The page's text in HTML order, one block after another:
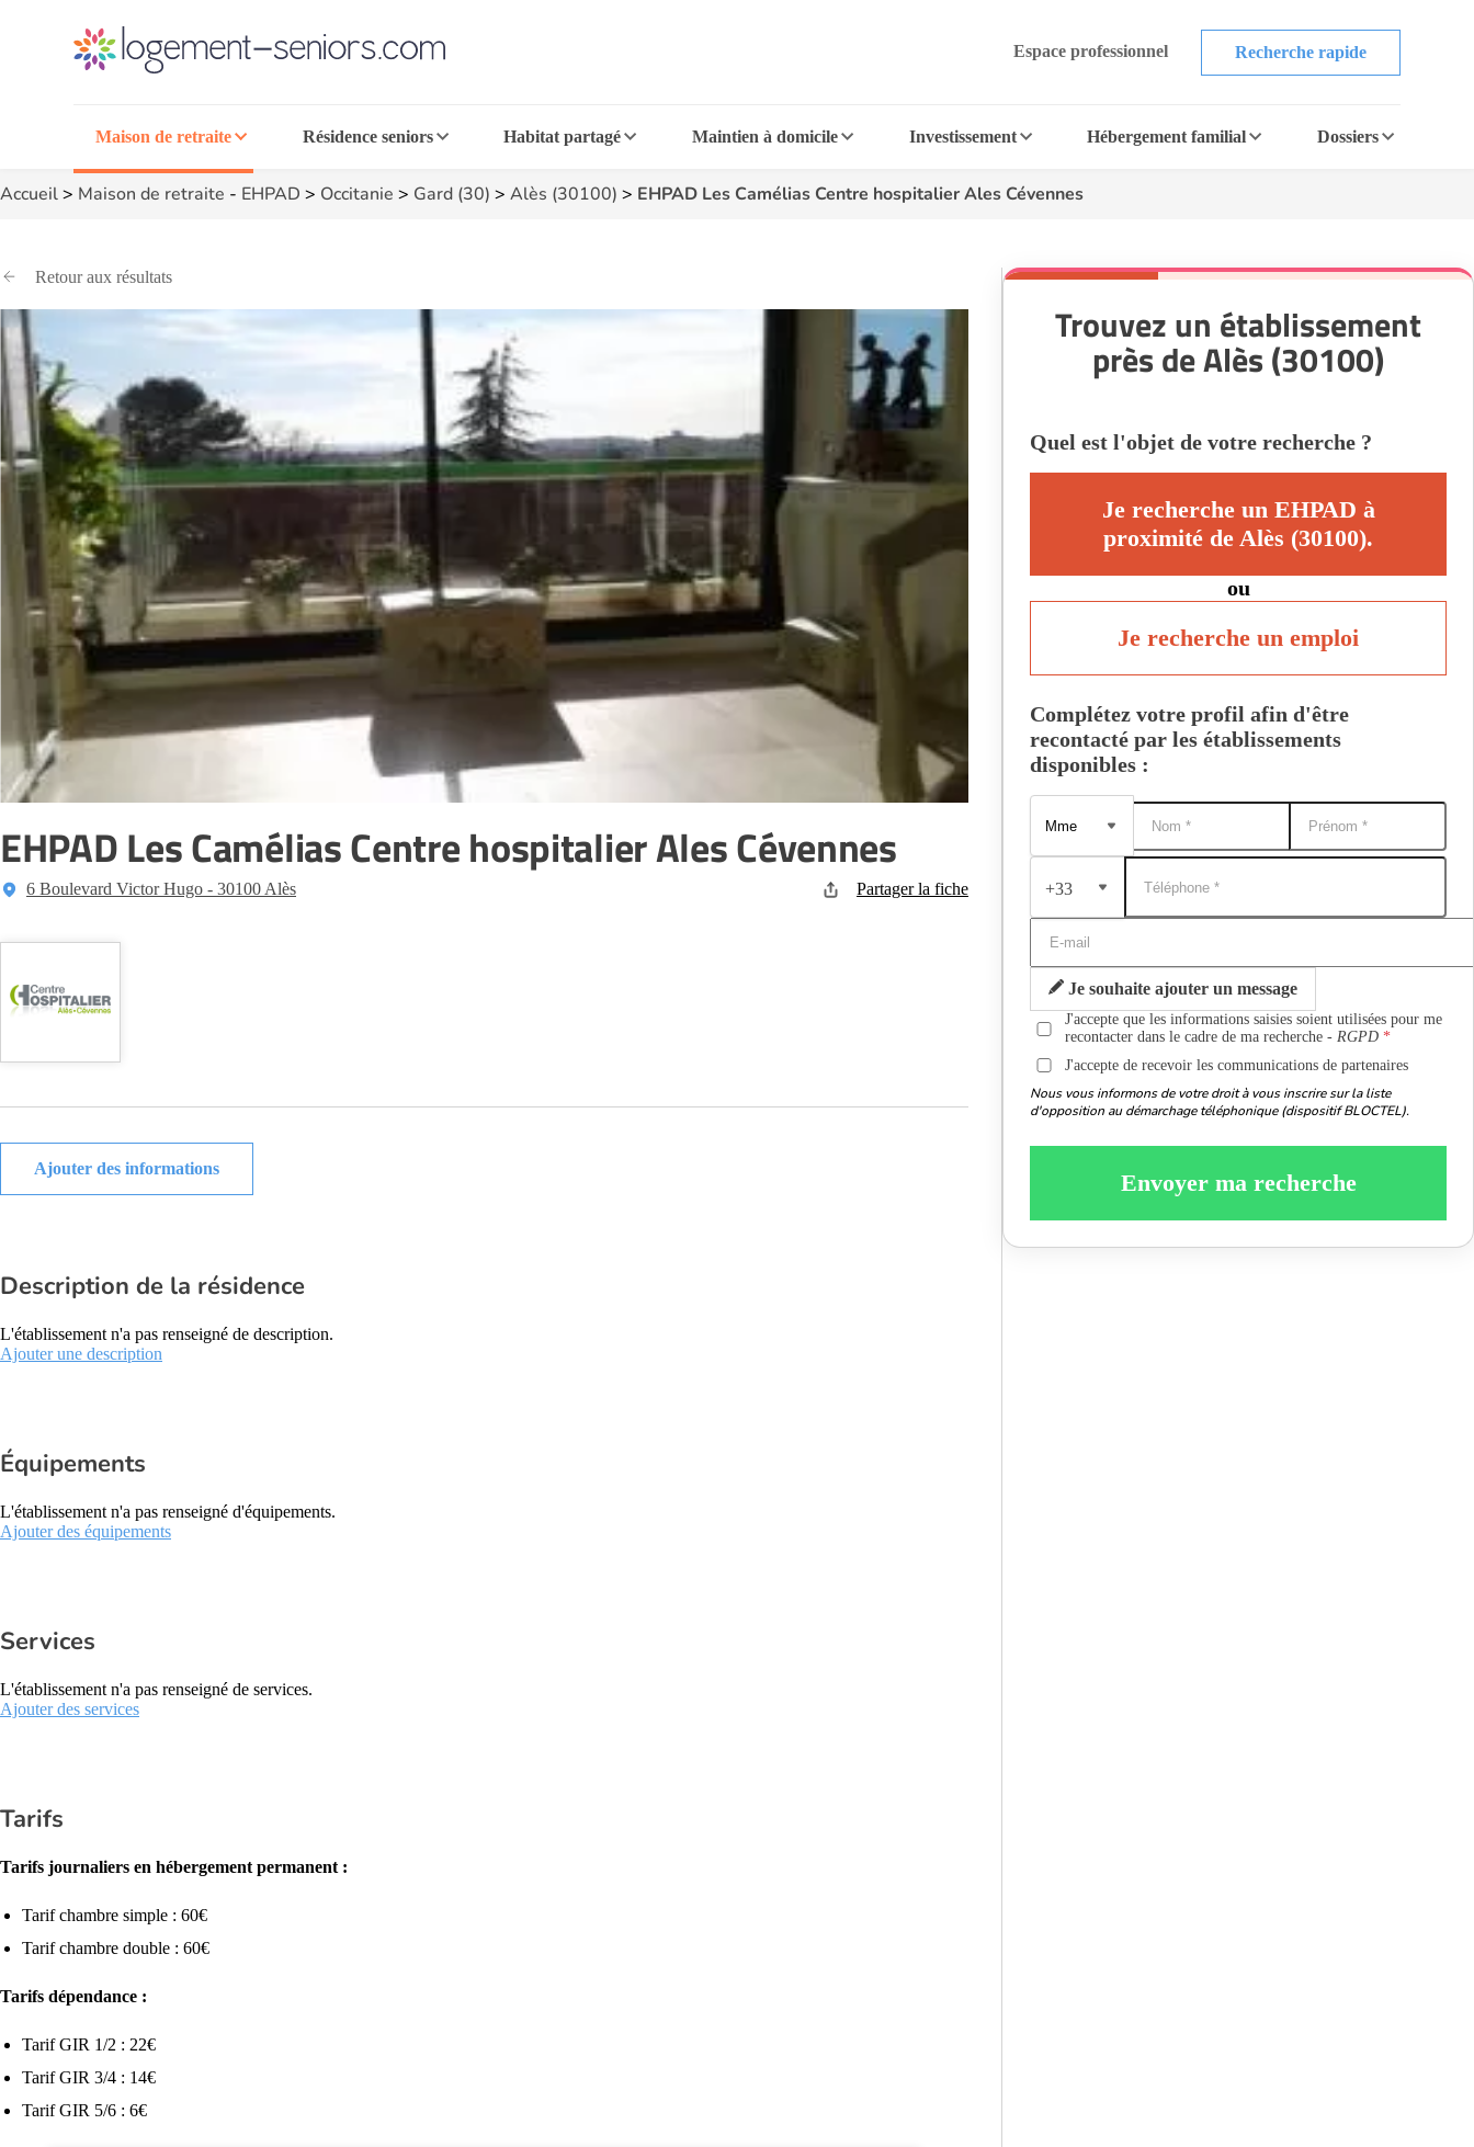
Espace professionnel Recherche rapide
Maison de retraite Résidence seniors Habitat partagé Maintien à domicile Investissement Hébergement familial Dossiers
Accueil> Maison de retraite - EHPAD > Occitanie > Gard (30) > Alès (30100) > EHPAD Les Camélias Centre hospitalier Ales Cévennes
Retour aux résultats
EHPAD Les Camélias Centre hospitalier Ales Cévennes
6 Boulevard Victor Hugo - 30100 Alès Partager la fiche
Ajouter des informations
Description de la résidence
L'établissement n'a pas renseigné de description.
Ajouter une description
Équipements
L'établissement n'a pas renseigné d'équipements.
Ajouter des équipements
Services
L'établissement n'a pas renseigné de services.
Ajouter des services
Tarifs
Tarifs journaliers en hébergement permanent :
Tarif chambre simple : 60€
Tarif chambre double : 60€
Tarifs dépendance :
Tarif GIR 1/2 : 22€
Tarif GIR 3/4 : 14€
Tarif GIR 5/6 : 6€
Trouvez un établissement
près de Alès (30100)
Quel est l'objet de votre recherche ?
Je recherche un EHPAD à
proximité de Alès (30100).
ou
Je recherche un emploi
Complétez votre profil afin d'être
recontacté par les établissements
disponibles :
+33
Je souhaite ajouter un message
J'accepte que les informations saisies soient utilisées pour me
recontacter dans le cadre de ma recherche -RGPD
J'accepte de recevoir les communications de partenaires
Nous vous informons de votre droit à vous inscrire sur la liste
d'opposition au démarchage téléphonique (dispositif BLOCTEL).
Envoyer ma recherche